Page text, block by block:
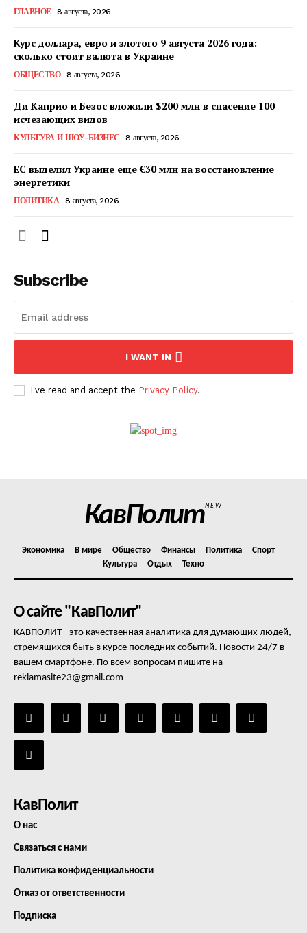
О нас
Политика конфиденциальности
ГЛАВНОЕ 8 августа, 2026
Курс доллара, евро и злотого 9 августа 2026 года:
сколько стоит валюта в Украине
ОБЩЕСТВО 8 августа, 2026
Ди Каприо и Безос вложили $200 млн в спасение 100
исчезающих видов
КУЛЬТУРА И ШОУ-БИЗНЕС 8 августа, 2026
ЕС выделил Украине еще €30 млн на восстановление
энергетики
ПОЛИТИКА 8 августа, 2026
Subscribe
I WANT IN
I've read and accept the Privacy Policy.
КавПолитNEW
Экономика В мире Общество Финансы Политика
Спорт
Культура
Отдых Техно
О сайте "КавПолит"
КАВПОЛИТ - это качественная аналитика для думающих людей,
стремящихся быть в курсе последних событий. Новости 24/7 в
вашем смартфоне. По всем вопросам пишите на
reklamasite23@gmail.com
КавПолит
О нас
Связаться с нами
Политика конфиденциальности
Отказ от ответственности
Подписка